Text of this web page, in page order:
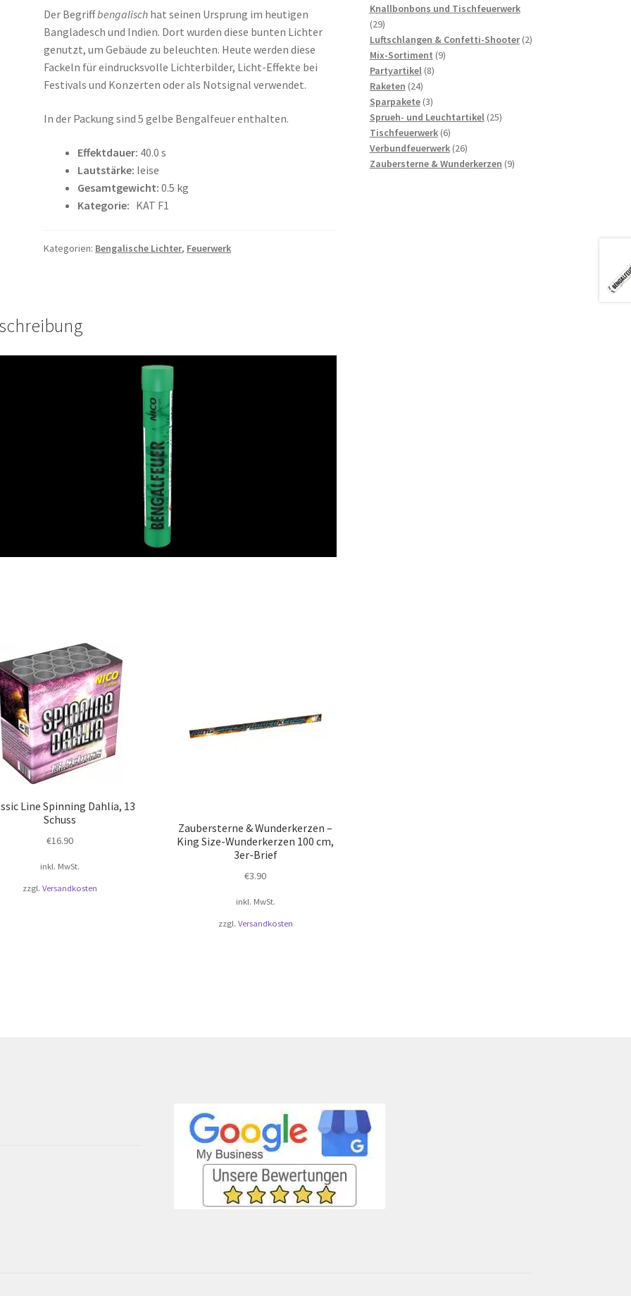
Der Begriffbengalisch hat seinen Ursprung im heutigen
Bangladesch und Indien. Dort wurden diese bunten Lichter
genutzt, um Gebäude zu beleuchten. Heute werden diese
Fackeln für eindrucksvolle Lichterbilder, Licht-Effekte bei
Festivals und Konzerten oder als Notsignal verwendet.
In der Packung sind 5 gelbe Bengalfeuer enthalten.
Effektdauer: 40.0 s
Lautstärke: leise
Gesamtgewicht: 0.5 kg
Kategorie: KAT F1
Kategorien: Bengalische Lichter, Feuerwerk
Line Spinning Dahlia, 13
Schuss
€16.90
inkl. MwSt.
zzgl.Versandkosten
Zaubersterne & Wunderkerzen –
King Size-Wunderkerzen 100 cm,
3er-Brief
€3.90
inkl. MwSt.
zzgl. Versandkosten
Produkte
Knallbonbons und Tischfeuerwerk
2929
Produkte
Luftschlangen & Confetti-Shooter 22
Mix-Sortiment 99
Partyartikel 88
Raketen 2424
Produkte
Sparpakete 33
Produkte
Sprueh- und Leuchtartikel 2525
Tischfeuerwerk 66
Produkte
Verbundfeuerwerk 2626
Produkte
Zaubersterne & Wunderkerzen 99